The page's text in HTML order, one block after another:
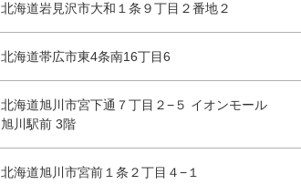
北海道岩見沢市大和１条９丁目２番地２
北海道帯広市東4条南16丁目6
北海道旭川市宮下通７丁目２−５ イオンモール
旭川駅前 3階
北海道旭川市宮前１条２丁目４−１